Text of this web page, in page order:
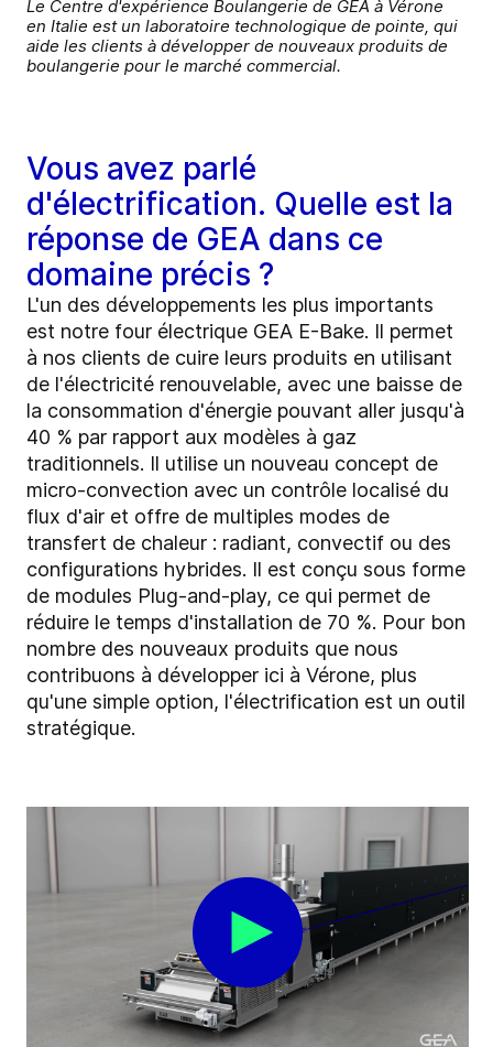
Le Centre d'expérience Boulangerie de GEA à Vérone
en Italie est un laboratoire technologique de pointe, qui
aide les clients à développer de nouveaux produits de
boulangerie pour le marché commercial.
Vous avez parlé
d'électrification. Quelle est la
réponse de GEA dans ce
domaine précis ?
L'un des développements les plus importants
est notre four électrique GEA E-Bake. Il permet
à nos clients de cuire leurs produits en utilisant
de l'électricité renouvelable, avec une baisse de
la consommation d'énergie pouvant aller jusqu'à
40 % par rapport aux modèles à gaz
traditionnels. Il utilise un nouveau concept de
micro-convection avec un contrôle localisé du
flux d'air et offre de multiples modes de
transfert de chaleur : radiant, convectif ou des
configurations hybrides. Il est conçu sous forme
de modules Plug-and-play, ce qui permet de
réduire le temps d'installation de 70 %. Pour bon
nombre des nouveaux produits que nous
contribuons à développer ici à Vérone, plus
qu'une simple option, l'électrification est un outil
stratégique.